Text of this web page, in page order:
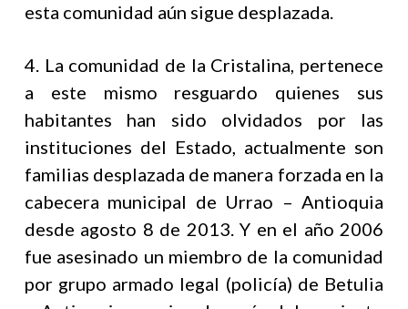
esta comunidad aún sigue desplazada.
4. La comunidad de la Cristalina, pertenece
a este mismo resguardo quienes sus
habitantes han sido olvidados por las
instituciones del Estado, actualmente son
familias desplazada de manera forzada en la
cabecera municipal de Urrao – Antioquia
desde agosto 8 de 2013. Y en el año 2006
fue asesinado un miembro de la comunidad
por grupo armado legal (policía) de Betulia